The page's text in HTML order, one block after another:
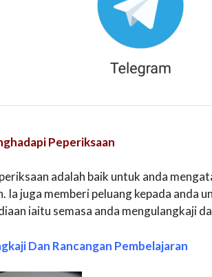
Peperiksaan
adalah baik untuk anda
Ia juga memberi peluang kepada anda
iaitu semasa anda mengulangkaji
Dan Rancangan Pembelajaran